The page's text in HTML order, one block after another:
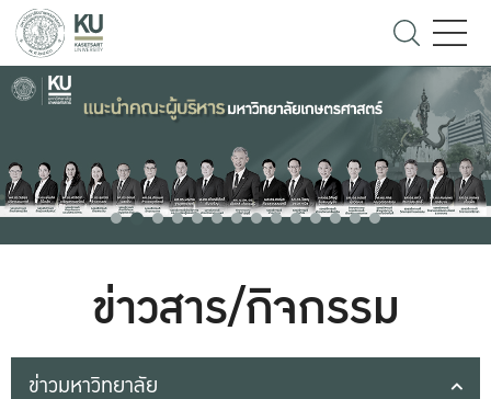
ข่าวสาร/กิจกรรม
ข่าวมหาวิทยาลัย